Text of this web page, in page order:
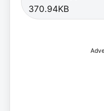
370.94KB